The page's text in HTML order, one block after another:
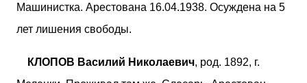
Машинистка. Арестована 16.04.1938. Осуждена на 5
лет лишения свободы.
КЛОПОВ Василий Николаевич, род. 1892, г.